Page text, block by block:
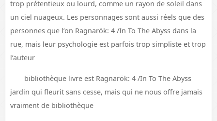
trop prétentieux ou lourd, comme un rayon de soleil dans
un ciel nuageux. Les personnages sont aussi réels que des
personnes que l’on Ragnarök: 4 /In To The Abyss dans la
rue, mais leur psychologie est parfois trop simpliste et trop
l’auteur
bibliothèque livre est Ragnarök: 4 /In To The Abyss
jardin qui fleurit sans cesse, mais qui ne nous offre jamais
vraiment de bibliothèque